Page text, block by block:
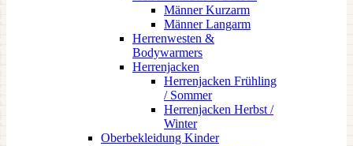
Männer Kurzarm
Männer Langarm
Herrenwesten &
Bodywarmers
Herrenjacken
Herrenjacken Frühling
/ Sommer
Herrenjacken Herbst /
Winter
Oberbekleidung Kinder